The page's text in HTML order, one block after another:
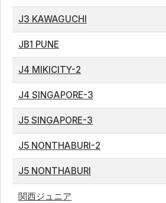
J3 KAWAGUCHI
JB1 PUNE
J4 MIKICITY-2
J4 SINGAPORE-3
J5 SINGAPORE-3
J5 NONTHABURI-2
J5 NONTHABURI
関西ジュニア